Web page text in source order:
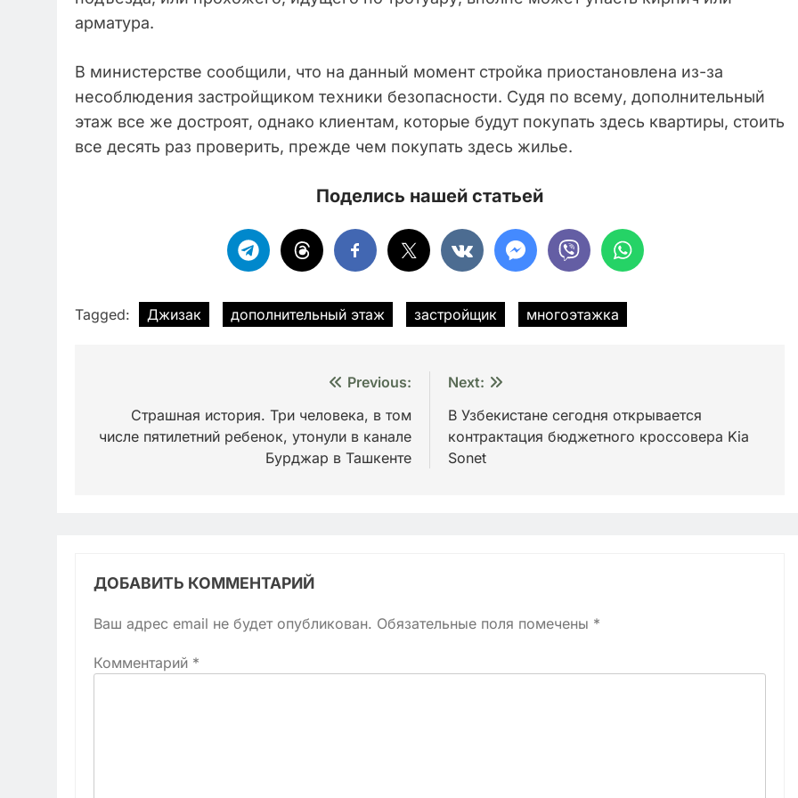
арматура.
В министерстве сообщили, что на данный момент стройка приостановлена из-за
несоблюдения застройщиком техники безопасности. Судя по всему, дополнительный
этаж все же достроят, однако клиентам, которые будут покупать здесь квартиры, стоить
все десять раз проверить, прежде чем покупать здесь жилье.
Поделись нашей статьей
Tagged: Джизак дополнительный этаж застройщик многоэтажка
записям
Previous:
Страшная история. Три человека, в том
числе пятилетний ребенок, утонули в канале
Бурджар в Ташкенте
Next:
В Узбекистане сегодня открывается
контрактация бюджетного кроссовера Kia
Sonet
ДОБАВИТЬ КОММЕНТАРИЙ
Ваш адрес email не будет опубликован. Обязательные поля помечены *
Комментарий *